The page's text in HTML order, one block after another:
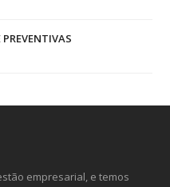
empresarial, e temos